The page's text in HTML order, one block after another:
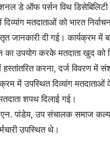
डे ऑफ पर्सन विथ
मतदाताओं को भारत
जानकारी दी गई। कार्यक्रम में
उपयोग करके मतदाता खुद को
करना, दर्ज विवरण में
में उपस्थित दिव्यांग मतदाताओं के
शपथ दिलाई गई।
एन. पांडेय, उप संचालक समाज
उपस्थित थे।